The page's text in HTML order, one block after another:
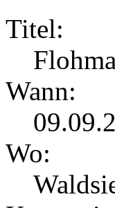
Titel:
Wann:
Wo: